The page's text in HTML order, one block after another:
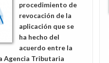
procedimiento de
revocación de la
aplicación que se
ha hecho del
acuerdo entre la
Agencia Tributaria